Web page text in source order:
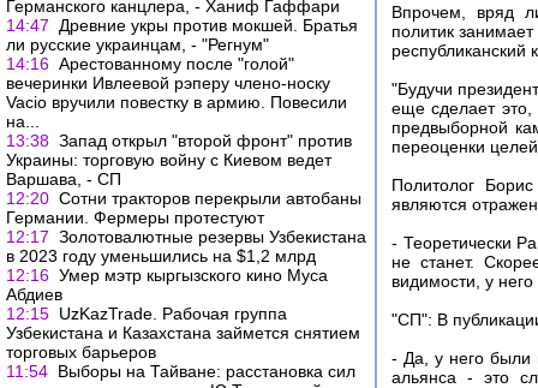
Германского канцлера, - Ханиф Гаффари
14:47
Древние укры против мокшей. Братья
ли русские украинцам, - "Регнум"
14:16 Арестованному после "голой"
вечеринки Ивлеевой рэперу члено-носку
Vacio вручили повестку в армию. Повесили
на...
13:38 Запад открыл "второй фронт" против
Украины: торговую войну с Киевом ведет
Варшава, - СП
12:20 Сотни тракторов перекрыли автобаны
Германии. Фермеры протестуют
12:17 Золотовалютные резервы Узбекистана
в 2023 году уменьшились на $1,2 млрд
12:16 Умер мэтр кыргызского кино Муса
Абдиев
12:15 UzKazTrade. Рабочая группа
Узбекистана и Казахстана займется снятием
торговых барьеров
11:54 Выборы на Тайване: расстановка сил
Впрочем, вряд
политик
республиканский
"Будучи
еще сделает
предвыборной
переоценки
Политолог
являются
- Теоретически
не станет.
видимости, у
"СП": В
- Да, у него были
альянса - это